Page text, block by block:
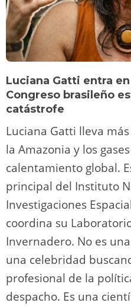
Luciana Gatti entra
Congreso brasileño
catástrofe
Luciana Gatti lleva
la Amazonia y los
calentamiento global.
principal del Instituto
Investigaciones
coordina su
Invernadero. No es
una celebridad
profesional de la
despacho. Es una